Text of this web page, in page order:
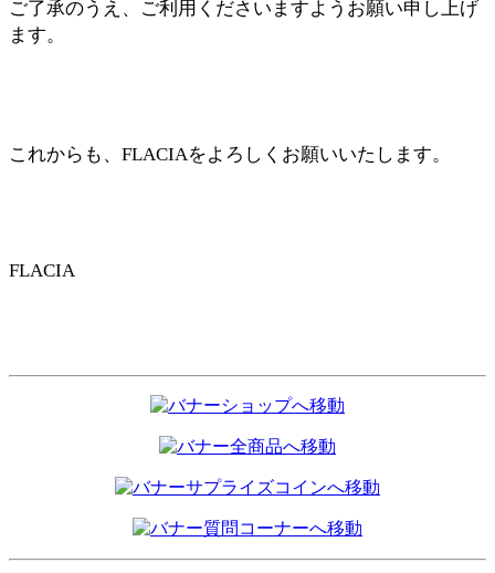
ご了承のうえ、ご利用くださいますようお願い申し上げ
ます。
これからも、FLACIAをよろしくお願いいたします。
FLACIA